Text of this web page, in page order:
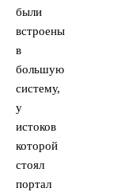
были
встроены
в
большую
систему,
у
истоков
которой
стоял
портал